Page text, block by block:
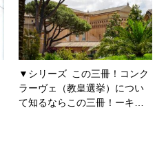
▼シリーズ この三冊！コンク
ラーヴェ（教皇選挙）につい
て知るならこの三冊！ーキ…